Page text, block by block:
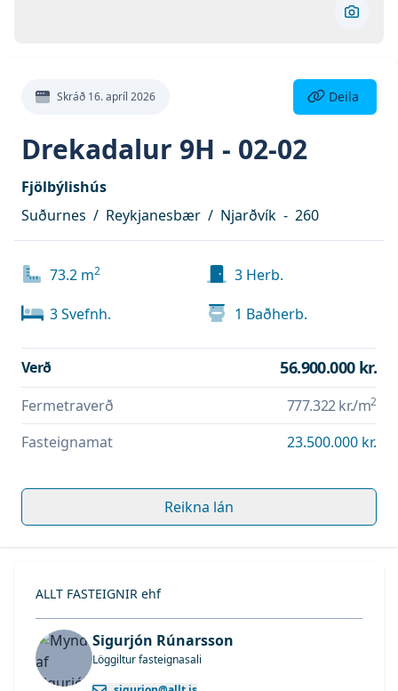
Skoða
Skráð 16. apríl 2026 Deila eign
Deila
Drekadalur 9H - 02-02
Fjölbýlishús
Suðurnes / Reykjanesbær / Njarðvík - 260
73.2 m2 3 Herb.
3Svefnh. 1 Baðherb.
Verð 56.900.000 kr.
Fermetraverð 777.322 kr./m2
Fasteignamat 23.500.000 kr.
Reikna lán
ALLT FASTEIGNIR ehf
Sigurjón Rúnarsson
Löggiltur fasteignasali